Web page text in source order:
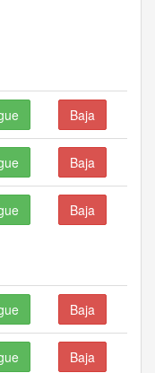
Baja
Baja
Baja
Baja
Baja